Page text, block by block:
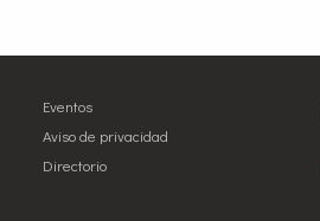
Eventos
Aviso de privacidad
Directorio